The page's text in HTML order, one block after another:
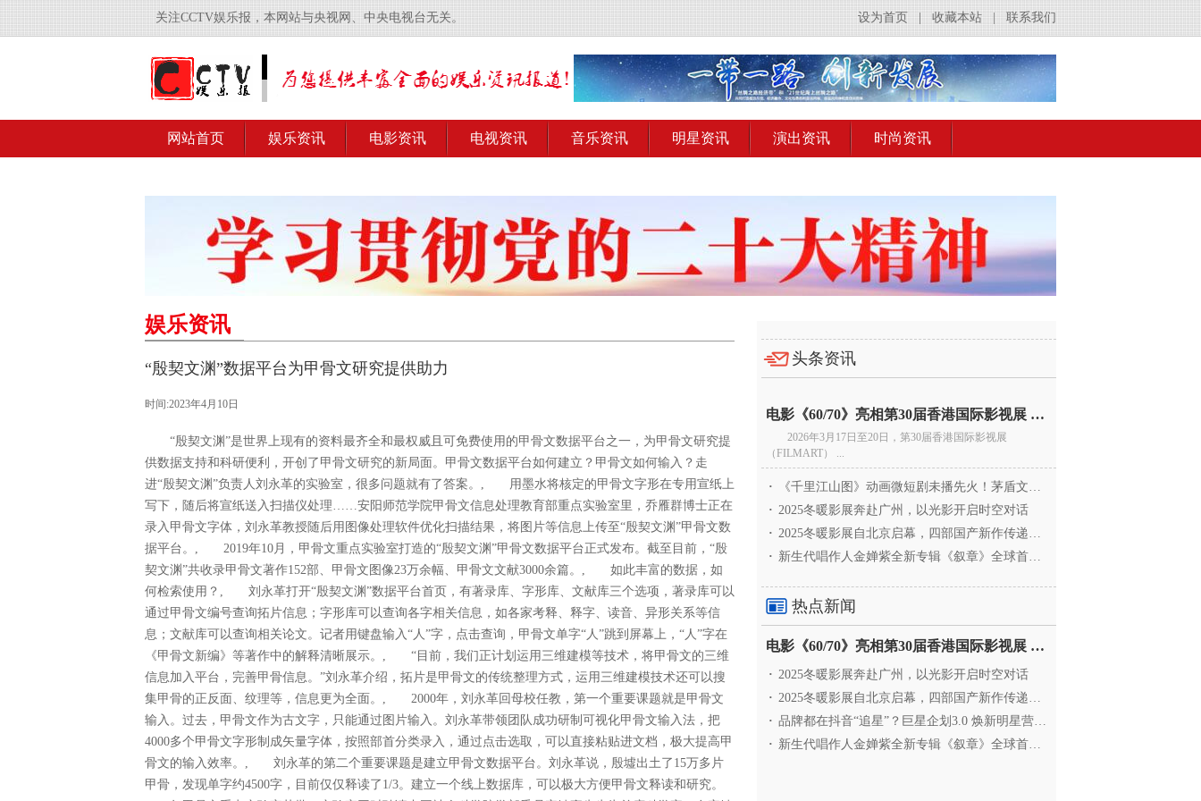
关注CCTV娱乐报，本网站与央视网、中央电视台无关。 联系我们
收藏本站
设为首页
网站首页 娱乐资讯 电影资讯 电视资讯 音乐资讯 明星资讯 演出资讯 时尚资讯
娱乐资讯
“殷契文渊”数据平台为甲骨文研究提供助力
时间:2023年4月10日
“殷契文渊”是世界上现有的资料最齐全和最权威且可免费使用的甲骨文数据平台之一，为甲骨文研究提
供数据支持和科研便利，开创了甲骨文研究的新局面。甲骨文数据平台如何建立？甲骨文如何输入？走
进“殷契文渊”负责人刘永革的实验室，很多问题就有了答案。, 用墨水将核定的甲骨文字形在专用宣纸上
写下，随后将宣纸送入扫描仪处理……安阳师范学院甲骨文信息处理教育部重点实验室里，乔雁群博士正在
录入甲骨文字体，刘永革教授随后用图像处理软件优化扫描结果，将图片等信息上传至“殷契文渊”甲骨文数
据平台。, 2019年10月，甲骨文重点实验室打造的“殷契文渊”甲骨文数据平台正式发布。截至目前，“殷
契文渊”共收录甲骨文著作152部、甲骨文图像23万余幅、甲骨文文献3000余篇。, 如此丰富的数据，如
何检索使用？, 刘永革打开“殷契文渊”数据平台首页，有著录库、字形库、文献库三个选项，著录库可以
通过甲骨文编号查询拓片信息；字形库可以查询各字相关信息，如各家考释、释字、读音、异形关系等信
息；文献库可以查询相关论文。记者用键盘输入“人”字，点击查询，甲骨文单字“人”跳到屏幕上，“人”字在
《甲骨文新编》等著作中的解释清晰展示。, “目前，我们正计划运用三维建模等技术，将甲骨文的三维
信息加入平台，完善甲骨信息。”刘永革介绍，拓片是甲骨文的传统整理方式，运用三维建模技术还可以搜
集甲骨的正反面、纹理等，信息更为全面。, 2000年，刘永革回母校任教，第一个重要课题就是甲骨文
输入。过去，甲骨文作为古文字，只能通过图片输入。刘永革带领团队成功研制可视化甲骨文输入法，把
4000多个甲骨文字形制成矢量字体，按照部首分类录入，通过点击选取，可以直接粘贴进文档，极大提高甲
骨文的输入效率。, 刘永革的第二个重要课题是建立甲骨文数据平台。刘永革说，殷墟出土了15万多片
甲骨，发现单字约4500字，目前仅仅释读了1/3。建立一个线上数据库，可以极大方便甲骨文释读和研究。
头条资讯
电影《60/70》亮相第30届香港国际影视展 冲刺戛纳备
2026年3月17日至20日，第30届香港国际影视展
（FILMART） ...
·
《千里江山图》动画微短剧未播先火！茅盾文学奖IP首
· 2025冬暖影展奔赴广州，以光影开启时空对话
· 2025冬暖影展自北京启幕，四部国产新作传递银幕温情
· 新生代唱作人金婵紫全新专辑《叙章》全球首发，颠覆
热点新闻
电影《60/70》亮相第30届香港国际影视展 冲刺戛纳备
· 2025冬暖影展奔赴广州，以光影开启时空对话
· 2025冬暖影展自北京启幕，四部国产新作传递银幕温情
· 品牌都在抖音“追星”？巨星企划3.0 焕新明星营销，让
· 新生代唱作人金婵紫全新专辑《叙章》全球首发，颠覆